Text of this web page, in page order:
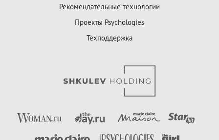
Рекомендательные технологии
Проекты Psychologies
Техподдержка